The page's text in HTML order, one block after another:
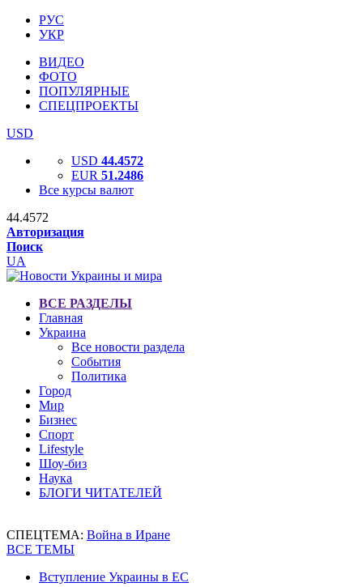
РУС
УКР
ВИДЕО
ФОТО
ПОПУЛЯРНЫЕ
СПЕЦПРОЕКТЫ
USD
USD 44.4572
EUR 51.2486
Все курсы валют
44.4572
Авторизация
Поиск
UA
ВСЕ РАЗДЕЛЫ
Главная
Украина
Все новости раздела
События
Политика
Город
Мир
Бизнес
Спорт
Lifestyle
Шоу-биз
Наука
БЛОГИ ЧИТАТЕЛЕЙ
СПЕЦТЕМА: Война в Иране
ВСЕ ТЕМЫ
Вступление Украины в ЕС